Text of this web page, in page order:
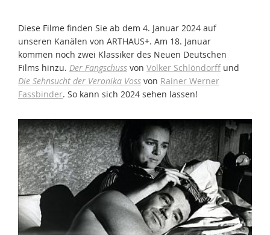
Diese Filme finden Sie ab dem 4. Januar 2024 auf
unseren Kanälen von ARTHAUS+. Am 18. Januar
kommen noch zwei Klassiker des Neuen Deutschen
Films hinzu. Der Fangschuss von Volker Schlöndorff und
Die Sehnsucht der Veronika Voss von Rainer Werner
Fassbinder. So kann sich 2024 sehen lassen!